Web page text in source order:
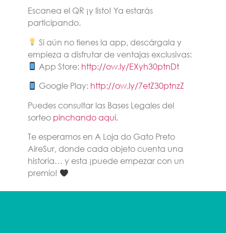
Escanea el QR ¡y listo! Ya estarás
participando.
Si aún no tienes la app, descárgala y
empieza a disfrutar de ventajas exclusivas:
App Store: http://ow.ly/EXyh30ptnDt
Google Play: http://ow.ly/7etZ30ptnzZ
Puedes consultar las Bases Legales del
sorteo pinchando aquí.
Te esperamos en A Loja do Gato Preto
AireSur, donde cada objeto cuenta una
historia… y esta ¡puede empezar con un
premio!